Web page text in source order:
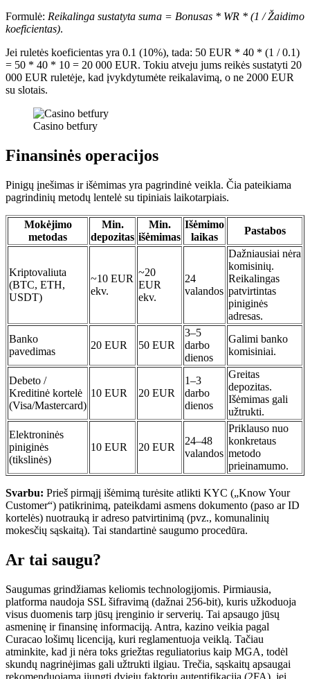
Formulė: Reikalinga sustatyta suma = Bonusas * WR * (1 / Žaidimo
koeficientas).
Jei ruletės koeficientas yra 0.1 (10%), tada: 50 EUR * 40 * (1 / 0.1)
= 50 * 40 * 10 = 20 000 EUR. Tokiu atveju jums reikės sustatyti 20
000 EUR ruletėje, kad įvykdytumėte reikalavimą, o ne 2000 EUR
su slotais.
Casino betfury
Finansinės operacijos
Pinigų įnešimas ir išėmimas yra pagrindinė veikla. Čia pateikiama
pagrindinių metodų lentelė su tipiniais laikotarpiais.
Mokėjimo
metodas
Min.
depozitas
Min.
išėmimas
Išėmimo
laikas
Pastabos
Kriptovaliuta
(BTC, ETH,
USDT)
~10 EUR
ekv.
~20
EUR
ekv.
24
valandos
Dažniausiai nėra
komisinių.
Reikalingas
patvirtintas
piniginės
adresas.
Banko
pavedimas
20 EUR 50 EUR
3–5
darbo
dienos
Galimi banko
komisiniai.
Debeto /
Kreditinė kortelė
(Visa/Mastercard)
10 EUR 20 EUR
1–3
darbo
dienos
Greitas
depozitas.
Išėmimas gali
užtrukti.
Elektroninės
piniginės
(tikslinės)
10 EUR 20 EUR
24–48
valandos
Priklauso nuo
konkretaus
metodo
prieinamumo.
Svarbu: Prieš pirmąjį išėmimą turėsite atlikti KYC („Know Your
Customer“) patikrinimą, pateikdami asmens dokumento (paso ar ID
kortelės) nuotrauką ir adreso patvirtinimą (pvz., komunalinių
mokesčių sąskaitą). Tai standartinė saugumo procedūra.
Ar tai saugu?
Saugumas grindžiamas keliomis technologijomis. Pirmiausia,
platforma naudoja SSL šifravimą (dažnai 256-bit), kuris užkoduoja
visus duomenis tarp jūsų įrenginio ir serverių. Tai apsaugo jūsų
asmeninę ir finansinę informaciją. Antra, kazino veikia pagal
Curacao lošimų licenciją, kuri reglamentuoja veiklą. Tačiau
atminkite, kad ji nėra toks griežtas reguliatorius kaip MGA, todėl
skundų nagrinėjimas gali užtrukti ilgiau. Trečia, sąskaitų apsaugai
rekomenduojama įjungti dviejų faktorių autentifikaciją (2FA), jei